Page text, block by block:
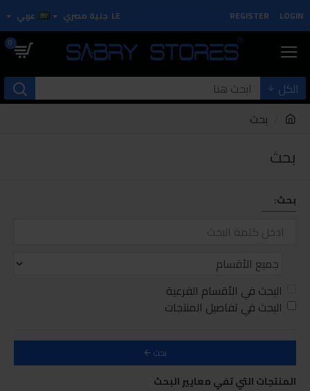
LOGIN
REGISTER
LE جنية مصري عربي
0
الكل
بحث
بحث
بحث:
البحث في الأقسام الفرعية
البحث في تفاصيل المنتجات
بحث
المنتجات التي تفي معايير البحث